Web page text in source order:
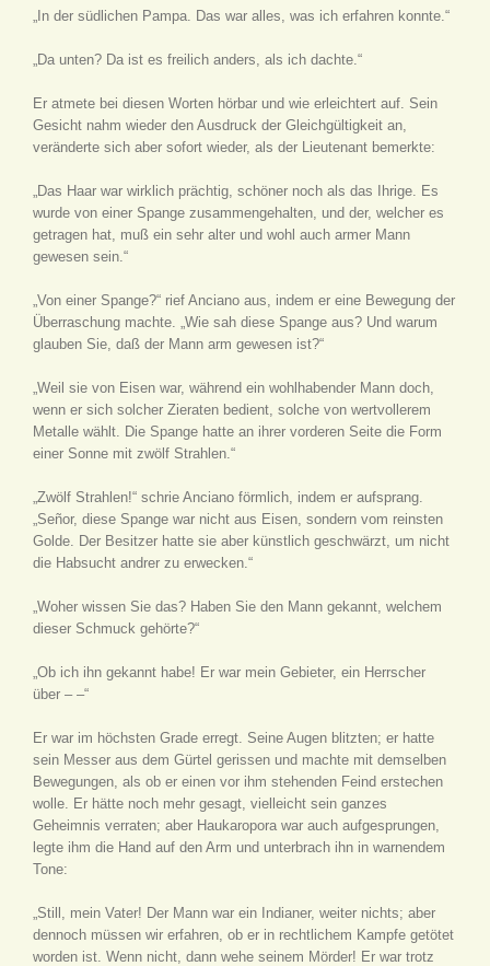
„In der südlichen Pampa. Das war alles, was ich erfahren konnte.“
„Da unten? Da ist es freilich anders, als ich dachte.“
Er atmete bei diesen Worten hörbar und wie erleichtert auf. Sein
Gesicht nahm wieder den Ausdruck der Gleichgültigkeit an,
veränderte sich aber sofort wieder, als der Lieutenant bemerkte:
„Das Haar war wirklich prächtig, schöner noch als das Ihrige. Es
wurde von einer Spange zusammengehalten, und der, welcher es
getragen hat, muß ein sehr alter und wohl auch armer Mann
gewesen sein.“
„Von einer Spange?“ rief Anciano aus, indem er eine Bewegung der
Überraschung machte. „Wie sah diese Spange aus? Und warum
glauben Sie, daß der Mann arm gewesen ist?“
„Weil sie von Eisen war, während ein wohlhabender Mann doch,
wenn er sich solcher Zieraten bedient, solche von wertvollerem
Metalle wählt. Die Spange hatte an ihrer vorderen Seite die Form
einer Sonne mit zwölf Strahlen.“
„Zwölf Strahlen!“ schrie Anciano förmlich, indem er aufsprang.
„Señor, diese Spange war nicht aus Eisen, sondern vom reinsten
Golde. Der Besitzer hatte sie aber künstlich geschwärzt, um nicht
die Habsucht andrer zu erwecken.“
„Woher wissen Sie das? Haben Sie den Mann gekannt, welchem
dieser Schmuck gehörte?“
„Ob ich ihn gekannt habe! Er war mein Gebieter, ein Herrscher
über – –“
Er war im höchsten Grade erregt. Seine Augen blitzten; er hatte
sein Messer aus dem Gürtel gerissen und machte mit demselben
Bewegungen, als ob er einen vor ihm stehenden Feind erstechen
wolle. Er hätte noch mehr gesagt, vielleicht sein ganzes
Geheimnis verraten; aber Haukaropora war auch aufgesprungen,
legte ihm die Hand auf den Arm und unterbrach ihn in warnendem
Tone:
„Still, mein Vater! Der Mann war ein Indianer, weiter nichts; aber
dennoch müssen wir erfahren, ob er in rechtlichem Kampfe getötet
worden ist. Wenn nicht, dann wehe seinem Mörder! Er war trotz